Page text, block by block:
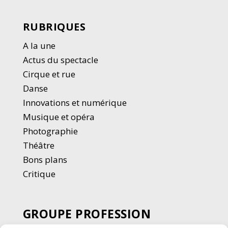
RUBRIQUES
A la une
Actus du spectacle
Cirque et rue
Danse
Innovations et numérique
Musique et opéra
Photographie
Théâtre
Bons plans
Critique
GROUPE PROFESSION